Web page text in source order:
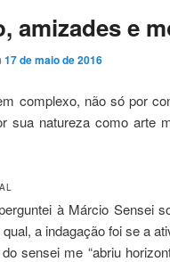
amizades e
17 de maio de 2016
complexo, não só por
sua natureza como arte
à Márcio Sensei
a indagação foi se a
sensei me “abriu